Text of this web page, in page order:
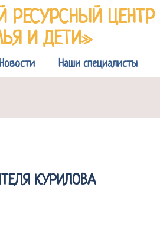
РЕСУРСНЫЙ ЦЕНТР
И ДЕТИ»
Наши специалисты
КУРИЛОВА